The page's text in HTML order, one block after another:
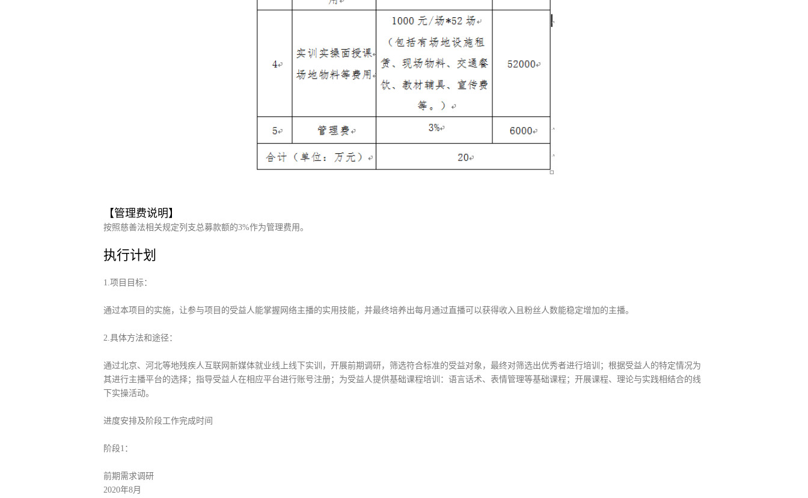
【管理费说明】
按照慈善法相关规定列支总募款额的3%作为管理费用。
执行计划
1.项目目标：
通过本项目的实施，让参与项目的受益人能掌握网络主播的实用技能，并最终培养出每月通过直播可以获得收入且粉丝人数能稳定增加的主播。
2.具体方法和途径：
通过北京、河北等地残疾人互联网新媒体就业线上线下实训，开展前期调研，筛选符合标准的受益对象，最终对筛选出优秀者进行培训；根据受益人的特定情况为
其进行主播平台的选择；指导受益人在相应平台进行账号注册；为受益人提供基础课程培训：语言话术、表情管理等基础课程；开展课程、理论与实践相结合的线
下实操活动。
进度安排及阶段工作完成时间
阶段1：
前期需求调研
2020年8月